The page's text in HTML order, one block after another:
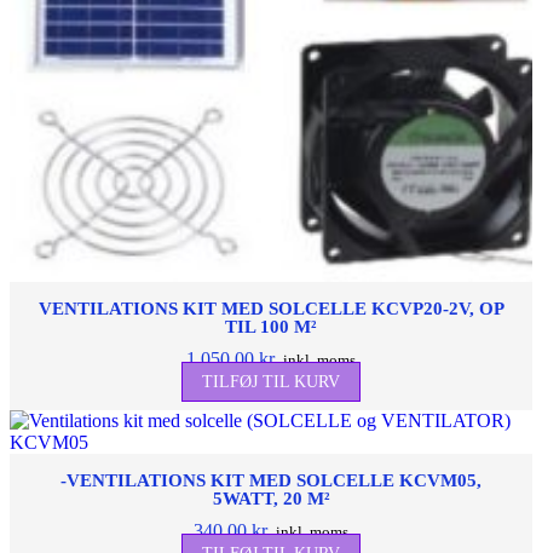
VENTILATIONS KIT MED SOLCELLE KCVP20-2V, OP
TIL 100 M²
1.050,00kr. inkl. moms
TILFØJ TIL KURV
-VENTILATIONS KIT MED SOLCELLE KCVM05,
5WATT, 20 M²
340,00kr. inkl. moms